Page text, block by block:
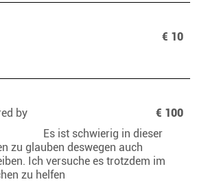
€ 10
by
€ 100
Es ist schwierig in dieser
zu glauben deswegen auch
Ich versuche es trotzdem im
zu helfen